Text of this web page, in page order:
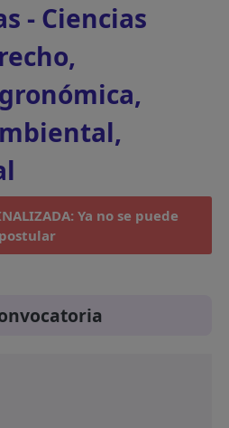
- Ciencias
Ya no se puede
postular